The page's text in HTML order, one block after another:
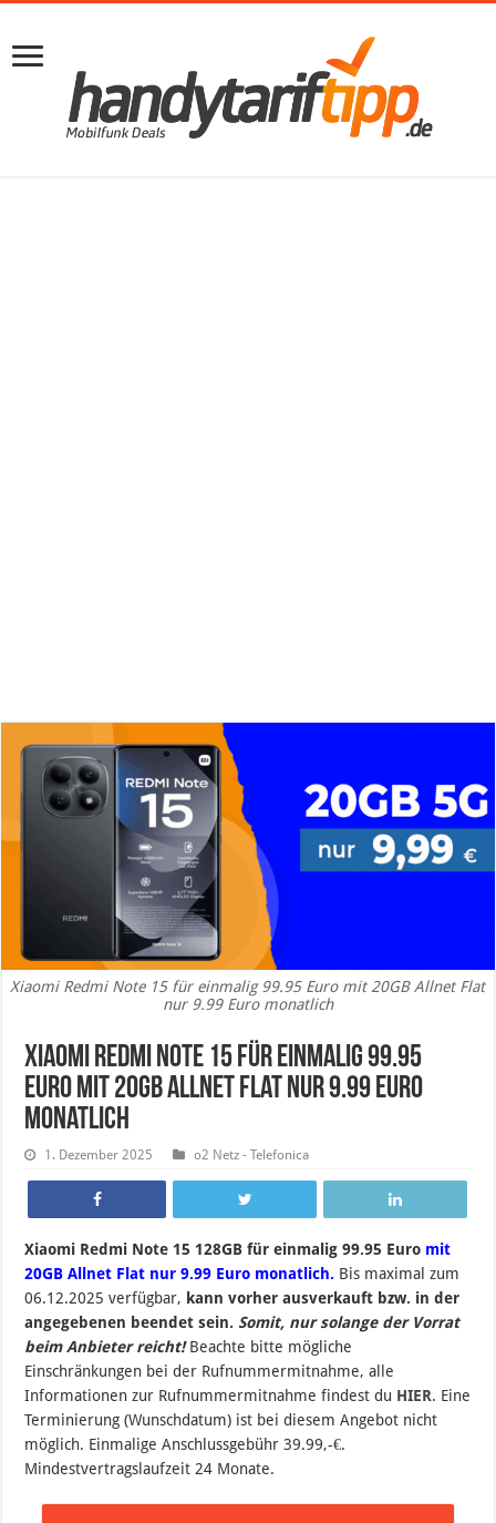
Xiaomi Redmi Note 15 für einmalig 99.95 Euro mit 20GB Allnet Flat
nur 9.99 Euro monatlich
Xiaomi Redmi Note 15 für einmalig 99.95
Euro mit 20GB Allnet Flat nur 9.99 Euro
monatlich
1. Dezember 2025 o2 Netz - Telefonica
Xiaomi Redmi Note 15 128GB für einmalig 99.95 Euro mit
20GB Allnet Flat nur 9.99 Euro monatlich. Bis maximal zum
06.12.2025 verfügbar, kann vorher ausverkauft bzw. in der
angegebenen beendet sein. Somit, nur solange der Vorrat
beim Anbieter reicht!Beachte bitte mögliche
Einschränkungen bei der Rufnummermitnahme, alle
Informationen zur Rufnummermitnahme findest du HIER. Eine
Terminierung (Wunschdatum) ist bei diesem Angebot nicht
möglich. Einmalige Anschlussgebühr 39.99,-€.
Mindestvertragslaufzeit 24 Monate.